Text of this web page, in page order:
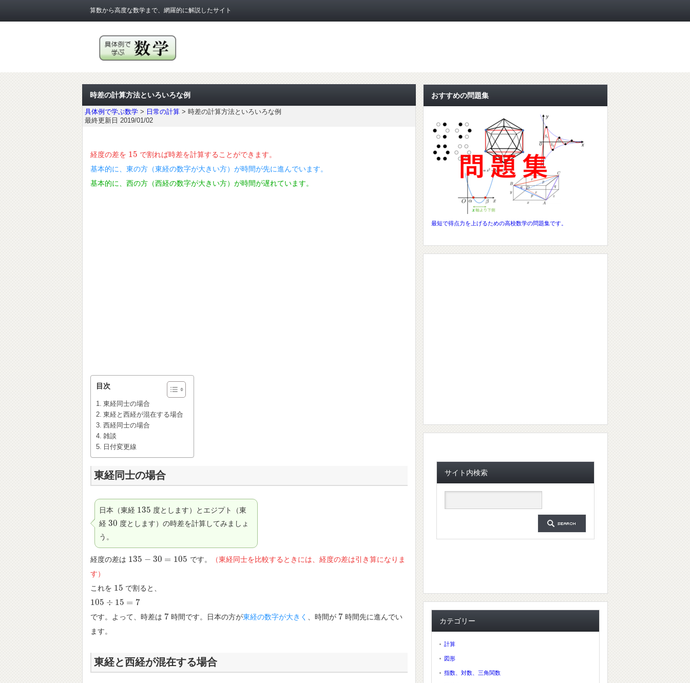
算数から高度な数学まで、網羅的に解説したサイト
時差の計算方法といろいろな例
具体例で学ぶ数学 > 日常の計算 > 時差の計算方法といろいろな例
最終更新日 2019/01/02
経度の差を 15
15 で割れば時差を計算することができます。
基本的に、東の方（東経の数字が大きい方）が時間が先に進んでいます。
基本的に、西の方（西経の数字が大きい方）が時間が遅れています。
目次
東経同士の場合
東経と西経が混在する場合
西経同士の場合
雑談
日付変更線
東経同士の場合
日本（東経 135
135 度とします）とエジプト（東
経 30
30 度とします）の時差を計算してみましょ
う。
経度の差は 135 − 30 = 105
135− 30 =105 です。
（東経同士を比較するときには、経度の差は引き算になりま
す）
これを 15
15 で割ると、
105 ÷ 15 = 7
105÷ 15 =7
です。よって、時差は 7
7 時間です。日本の方が東経の数字が大きく 、時間が 7
7 時間先に進んでい
ます。
東経と西経が混在する場合
おすすめの問題集
最短で得点力を上げるための高校数学の問題集です。
サイト内検索
カテゴリー
計算
図形
指数、対数、三角関数